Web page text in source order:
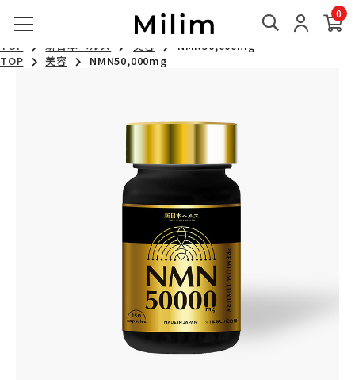
0
TOP
NMN50,000mg
TOP
NMN
NMN50,000mg
TOP
新日本ヘルス 美容
NMN50,000mg
TOP
美容 NMN50,000mg